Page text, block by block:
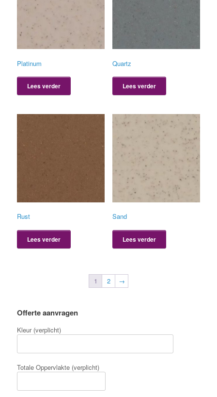
Platinum
Lees verder
Quartz
Lees verder
Rust
Lees verder
Sand
Lees verder
1 2 →
Offerte aanvragen
Kleur (verplicht)
Totale Oppervlakte (verplicht)